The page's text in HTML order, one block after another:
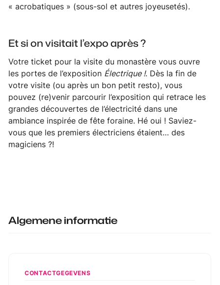
« acrobatiques » (sous-sol et autres joyeusetés).
Et si on visitait l’expo après ?
Votre ticket pour la visite du monastère vous ouvre
les portes de l’exposition Électrique !. Dès la fin de
votre visite (ou après un bon petit resto), vous
pouvez (re)venir parcourir l’exposition qui retrace les
grandes découvertes de l’électricité dans une
ambiance inspirée de fête foraine. Hé oui ! Saviez-
vous que les premiers électriciens étaient… des
magiciens ?!
Algemene informatie
CONTACTGEGEVENS